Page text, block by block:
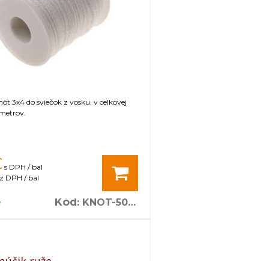
3x4 do sviečok z vosku, v celkovej
s DPH / bal
DPH / bal
Kód: KNOT-50M-3x4